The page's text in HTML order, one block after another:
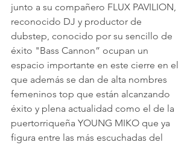
junto a su compañero FLUX PAVILION,
reconocido DJ y productor de
dubstep, conocido por su sencillo de
éxito "Bass Cannon” ocupan un
espacio importante en este cierre en el
que además se dan de alta nombres
femeninos top que están alcanzando
éxito y plena actualidad como el de la
puertorriqueña YOUNG MIKO que ya
figura entre las más escuchadas del